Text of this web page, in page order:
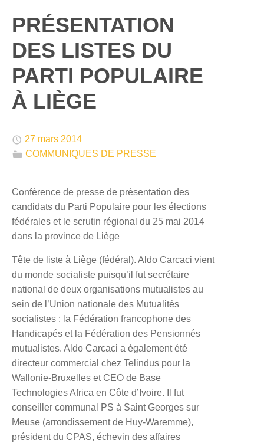
PRÉSENTATION
DES LISTES DU
PARTI POPULAIRE
À LIÈGE
🕔 27 mars 2014
📁 COMMUNIQUES DE PRESSE
Conférence de presse de présentation des
candidats du Parti Populaire pour les élections
fédérales et le scrutin régional du 25 mai 2014
dans la province de Liège
Tête de liste à Liège (fédéral). Aldo Carcaci vient
du monde socialiste puisqu’il fut secrétaire
national de deux organisations mutualistes au
sein de l’Union nationale des Mutualités
socialistes : la Fédération francophone des
Handicapés et la Fédération des Pensionnés
mutualistes. Aldo Carcaci a également été
directeur commercial chez Telindus pour la
Wallonie-Bruxelles et CEO de Base
Technologies Africa en Côte d’Ivoire. Il fut
conseiller communal PS à Saint Georges sur
Meuse (arrondissement de Huy-Waremme),
président du CPAS, échevin des affaires